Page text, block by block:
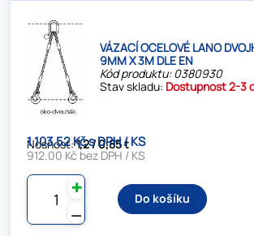
VÁZACÍ OCELOVÉ LANO
9MM X 3M DLE EN
Kód produktu: 0380930
Stav skladu: Dostupnost 2-3
Nosnost:1,2 / 0,85 t
1 103.52 Kč s DPH / KS
912.00 Kč bez DPH / KS
⚊
✚
Do košíku